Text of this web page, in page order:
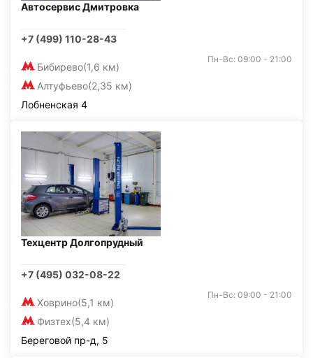
Автосервис Дмитровка
+7 (499) 110-28-43
Бибирево(1,6 км)
Алтуфьево(2,35 км)
Пн-Вс: 09:00 - 21:00
Лобненская 4
Техцентр Долгопрудный
+7 (495) 032-08-22
Ховрино(5,1 км)
Физтех(5,4 км)
Пн-Вс: 09:00 - 21:00
Береговой пр-д, 5